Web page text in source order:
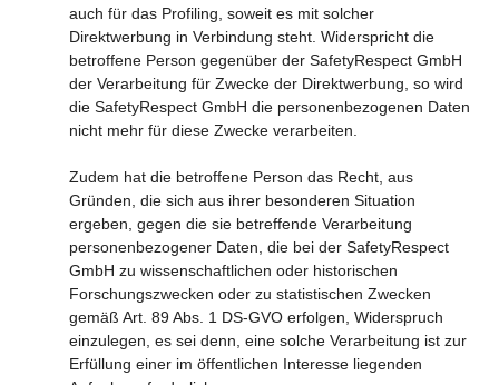
auch für das Profiling, soweit es mit solcher
Direktwerbung in Verbindung steht. Widerspricht die
betroffene Person gegenüber der SafetyRespect GmbH
der Verarbeitung für Zwecke der Direktwerbung, so wird
die SafetyRespect GmbH die personenbezogenen Daten
nicht mehr für diese Zwecke verarbeiten.
Zudem hat die betroffene Person das Recht, aus
Gründen, die sich aus ihrer besonderen Situation
ergeben, gegen die sie betreffende Verarbeitung
personenbezogener Daten, die bei der SafetyRespect
GmbH zu wissenschaftlichen oder historischen
Forschungszwecken oder zu statistischen Zwecken
gemäß Art. 89 Abs. 1 DS-GVO erfolgen, Widerspruch
einzulegen, es sei denn, eine solche Verarbeitung ist zur
Erfüllung einer im öffentlichen Interesse liegenden